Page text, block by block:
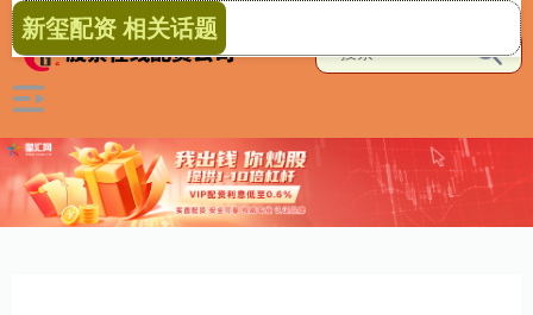
新玺配资 相关话题